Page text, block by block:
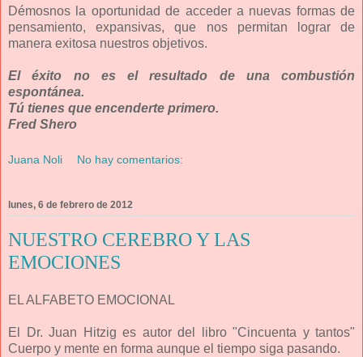
Démosnos la oportunidad de acceder a nuevas formas de
pensamiento, expansivas, que nos permitan lograr de
manera exitosa nuestros objetivos.
El éxito no es el resultado de una combustión
espontánea.
Tú tienes que encenderte primero.
Fred Shero
Juana Noli No hay comentarios:
lunes, 6 de febrero de 2012
NUESTRO CEREBRO Y LAS
EMOCIONES
EL ALFABETO EMOCIONAL
El Dr. Juan Hitzig es autor del libro "Cincuenta y tantos"
Cuerpo y mente en forma aunque el tiempo siga pasando.